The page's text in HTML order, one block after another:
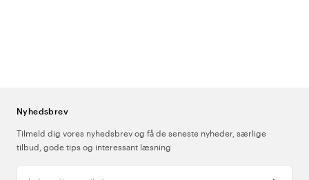
Nyhedsbrev
Tilmeld dig vores nyhedsbrev og få de seneste nyheder, særlige
tilbud, gode tips og interessant læsning